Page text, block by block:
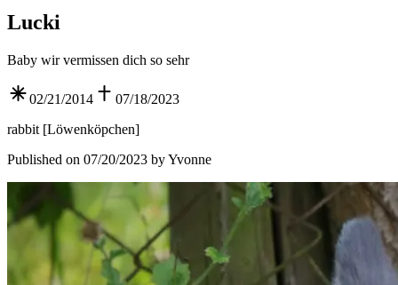
Lucki
Baby wir vermissen dich so sehr
02/21/2014
07/18/2023
rabbit [Löwenköpchen]
Published on 07/20/2023 by Yvonne